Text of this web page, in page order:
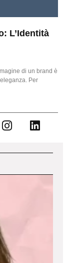
L’Identità
di un brand è
Per